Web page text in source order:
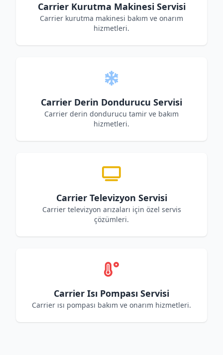
Carrier Kurutma Makinesi Servisi
Carrier kurutma makinesi bakım ve onarım
hizmetleri.
Carrier Derin Dondurucu Servisi
Carrier derin dondurucu tamir ve bakım
hizmetleri.
Carrier Televizyon Servisi
Carrier televizyon arızaları için özel servis
çözümleri.
Carrier Isı Pompası Servisi
Carrier ısı pompası bakım ve onarım hizmetleri.